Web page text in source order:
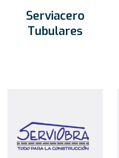
Serviacero
Tubulares